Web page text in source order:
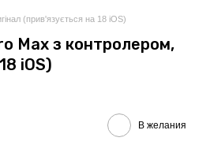
(прив'язується на 18 iOS)
Max з контролером,
iOS)
В желания